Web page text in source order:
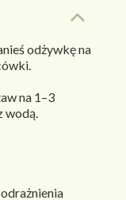
odżywkę na
na 1–3
wodą.